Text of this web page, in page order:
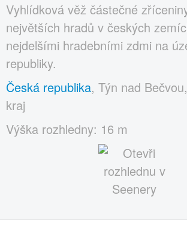
Vyhlídková věž částečné
největších hradů v českých
nejdelšími hradebními zdmi na
republiky.
Česká republika, Týn nad
kraj
Výška rozhledny: 16 m